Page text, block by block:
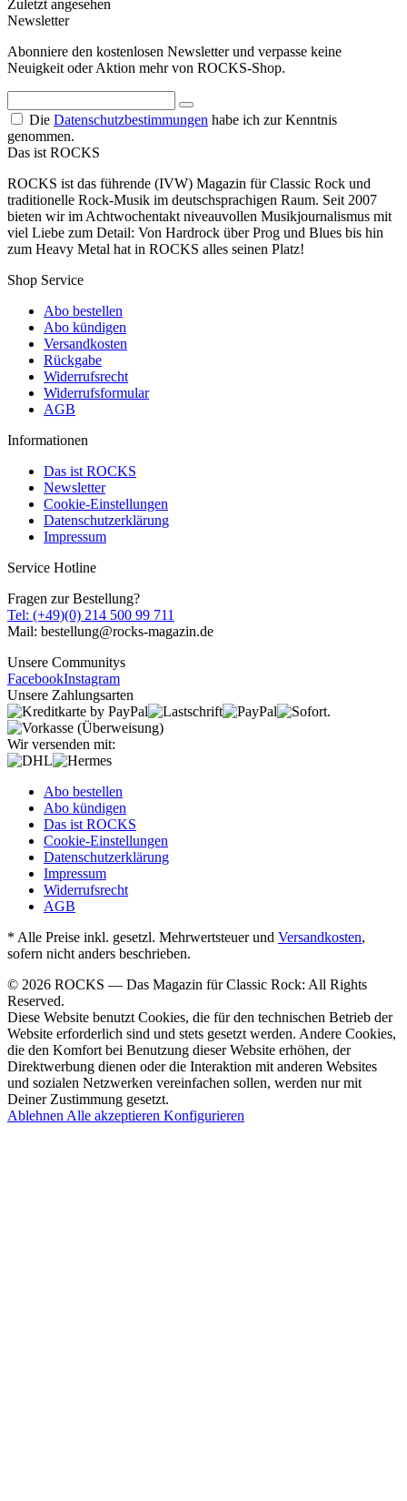
Zuletzt angesehen
Newsletter
Abonniere den kostenlosen Newsletter und verpasse keine
Neuigkeit oder Aktion mehr von ROCKS-Shop.
Die Datenschutzbestimmungen habe ich zur Kenntnis
genommen.
Das ist ROCKS
ROCKS ist das führende (IVW) Magazin für Classic Rock und
traditionelle Rock-Musik im deutschsprachigen Raum. Seit 2007
bieten wir im Achtwochentakt niveauvollen Musikjournalismus mit
viel Liebe zum Detail: Von Hardrock über Prog und Blues bis hin
zum Heavy Metal hat in ROCKS alles seinen Platz!
Shop Service
Abo bestellen
Abo kündigen
Versandkosten
Rückgabe
Widerrufsrecht
Widerrufsformular
AGB
Informationen
Das ist ROCKS
Newsletter
Cookie-Einstellungen
Datenschutzerklärung
Impressum
Service Hotline
Fragen zur Bestellung?
Tel: (+49)(0) 214 500 99 711
Mail: bestellung@rocks-magazin.de
Unsere Communitys
FacebookInstagram
Unsere Zahlungsarten
Wir versenden mit:
Abo bestellen
Abo kündigen
Das ist ROCKS
Cookie-Einstellungen
Datenschutzerklärung
Impressum
Widerrufsrecht
AGB
* Alle Preise inkl. gesetzl. Mehrwertsteuer und Versandkosten,
sofern nicht anders beschrieben.
© 2026 ROCKS — Das Magazin für Classic Rock: All Rights
Reserved.
Diese Website benutzt Cookies, die für den technischen Betrieb der
Website erforderlich sind und stets gesetzt werden. Andere Cookies,
die den Komfort bei Benutzung dieser Website erhöhen, der
Direktwerbung dienen oder die Interaktion mit anderen Websites
und sozialen Netzwerken vereinfachen sollen, werden nur mit
Deiner Zustimmung gesetzt.
Ablehnen Alle akzeptieren Konfigurieren